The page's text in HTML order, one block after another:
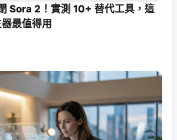
Sora 2！實測 10+ 替代工具，這
最值得用